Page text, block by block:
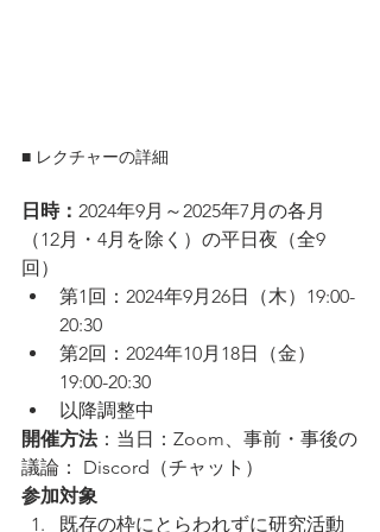
■ レクチャーの詳細
日時： 2024年9月～2025年7月の各月
（12月・4月を除く）の平日夜（全9
回）
第1回：2024年9月26日（木）19:00-
20:30
第2回：2024年10月18日（金）
19:00-20:30
以降調整中
開催方法：当日：Zoom、事前・事後の
議論： Discord（チャット）
参加対象
既存の枠にとらわれずに研究活動